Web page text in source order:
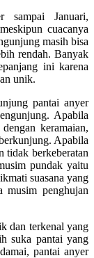
sampai Januari,
cuacanya
masih bisa
rendah. Banyak
ini karena
unik.
pantai anyer
Apabila
keramaian,
Apabila
tidak berkeberatan
pundak yaitu
suasana yang
musim penghujan
dan terkenal yang
suka pantai yang
pantai anyer